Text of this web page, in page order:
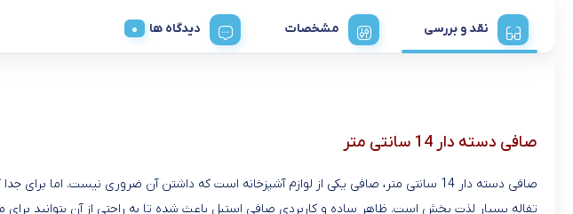
نقد و بررسی مشخصات دیدگاه ها
صافی دسته دار 14 سانتی متر
صافی دسته دار 14 سانتی متر، صافی یکی از لوازم آشپزخانه است که داشتن آن ضروری نیست.